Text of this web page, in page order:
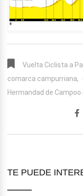
Vuelta Ciclista a
comarca campurriana,
Hermandad de Campoo
TE PUEDE